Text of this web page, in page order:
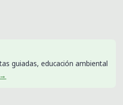
guiadas, educación ambiental